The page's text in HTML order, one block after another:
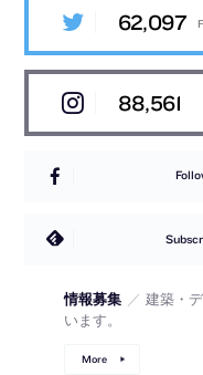
62,097
88,561
情報募集 ／ 建築・
います。
More